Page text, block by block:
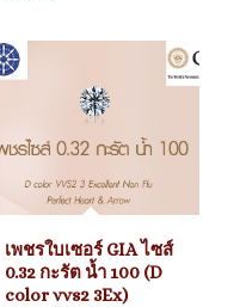
เพชรใบเซอร์ GIA ไซส์
0.32 กะรัต น้ำ 100 (D
color vvs2 3Ex)